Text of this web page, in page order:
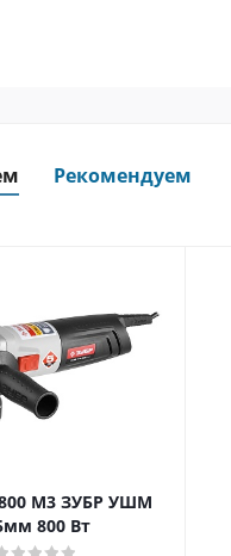
Рекомендуем
М3 ЗУБР УШМ
800 Вт